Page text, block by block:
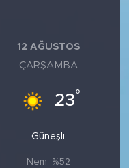
12 AĞUSTOS
ÇARŞAMBA
23°
Güneşli
Nem: %52